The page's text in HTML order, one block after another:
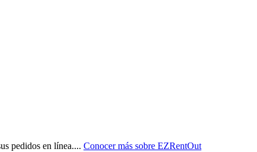
pedidos en línea.... Conocer más sobre EZRentOut